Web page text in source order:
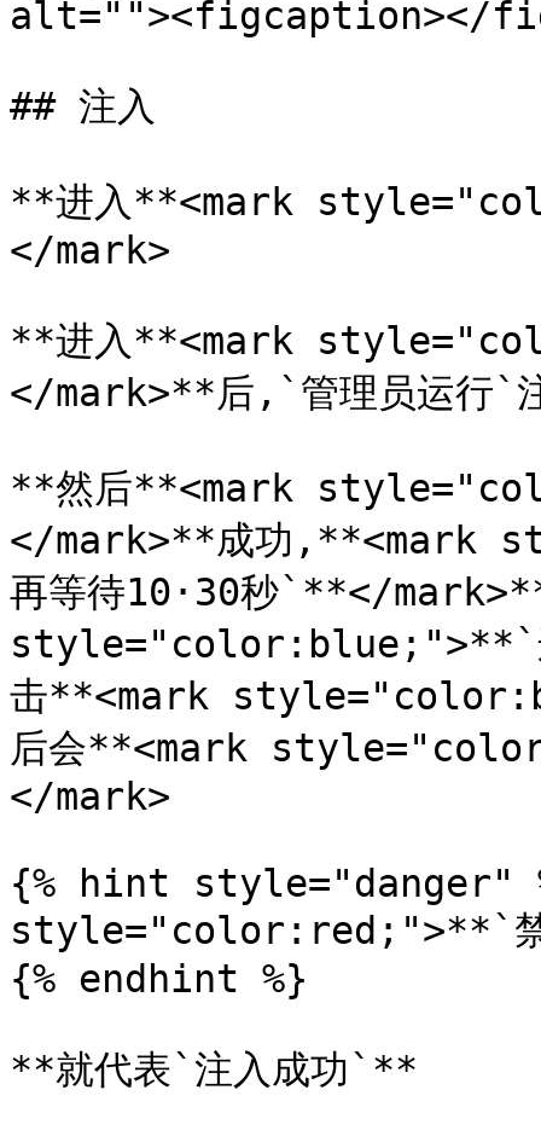
alt=""><figcaption></
## 注入
**进入**<mark
</mark>
**进入**<mark
</mark>**后,`管理员运行`
**然后**<mark
</mark>**成功,**<mark
再等待10·30秒`**</
style="color:blue;">**`连
击**<mark
后会**<mark
</mark>
{% hint style="danger"
style="color:red;">**`禁
{% endhint %}
**就代表`注入成功`**